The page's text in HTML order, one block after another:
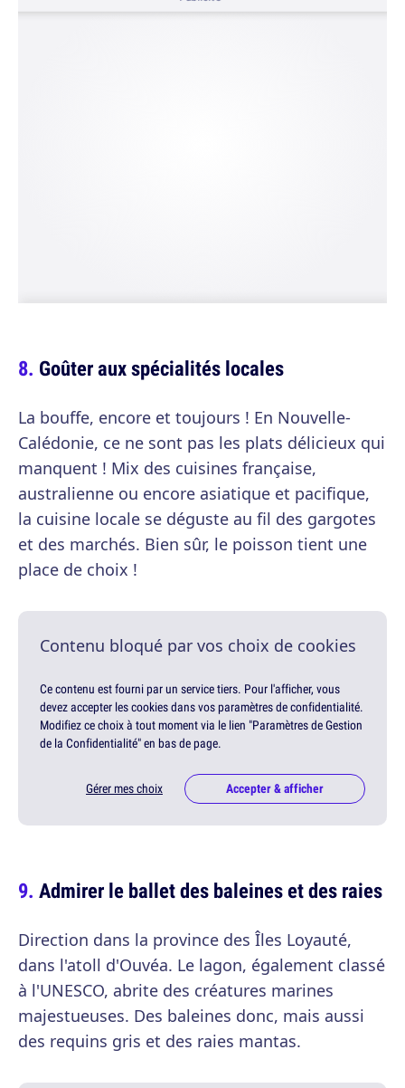
Goûter aux spécialités locales
La bouffe, encore et toujours ! En Nouvelle-
Calédonie, ce ne sont pas les plats délicieux qui
manquent ! Mix des cuisines française,
australienne ou encore asiatique et pacifique,
la cuisine locale se déguste au fil des gargotes
et des marchés. Bien sûr, le poisson tient une
place de choix !
Contenu bloqué par vos choix de cookies
Ce contenu est fourni par un service tiers. Pour l'afficher, vous
devez accepter les cookies dans vos paramètres de confidentialité.
Modifiez ce choix à tout moment via le lien "Paramètres de Gestion
de la Confidentialité" en bas de page.
Gérer mes choix Accepter & afficher
Admirer le ballet des baleines et des raies
Direction dans la province des Îles Loyauté,
dans l'atoll d'Ouvéa. Le lagon, également classé
à l'UNESCO, abrite des créatures marines
majestueuses. Des baleines donc, mais aussi
des requins gris et des raies mantas.